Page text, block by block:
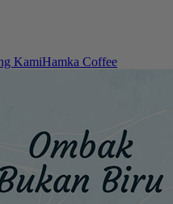
KamiHamka Coffee